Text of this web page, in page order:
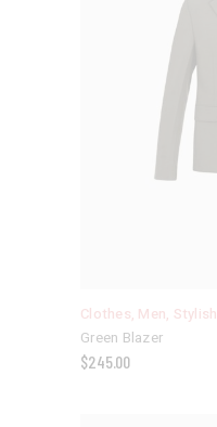
Clothes, Men, Stylish
Green Blazer
$245.00